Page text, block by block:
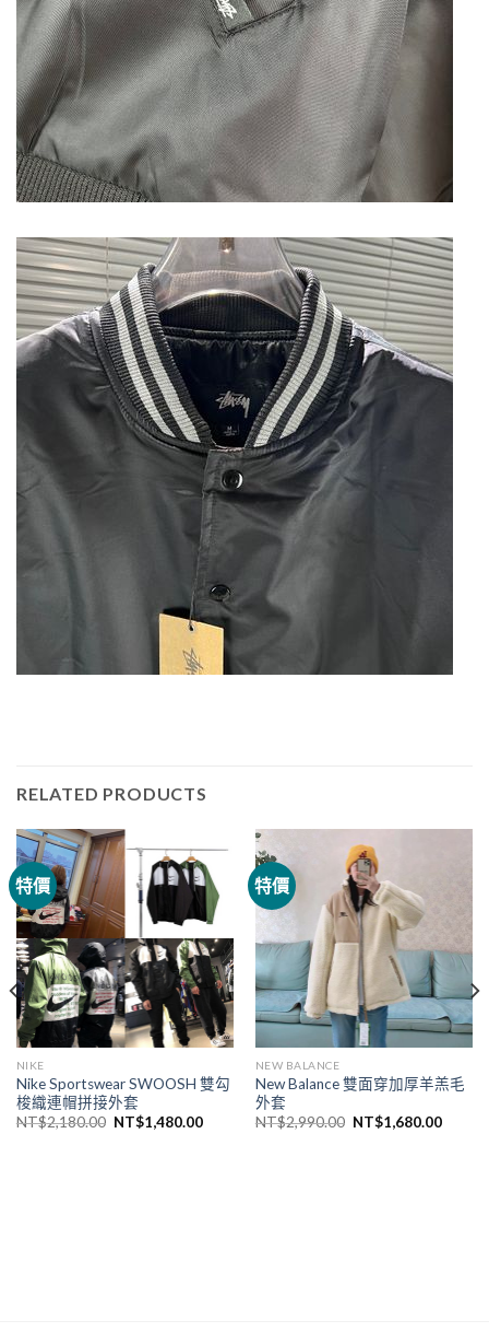
RELATED PRODUCTS
特價
NIKE
Nike Sportswear SWOOSH 雙勾
梭織連帽拼接外套
NT$2,180.00 NT$1,480.00
特價
NEW BALANCE
New Balance 雙面穿加厚羊羔毛
外套
NT$2,990.00 NT$1,680.00